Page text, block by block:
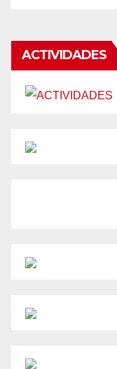
ACTIVIDADES